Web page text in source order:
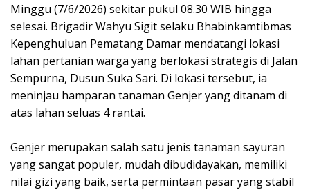
Minggu (7/6/2026) sekitar pukul 08.30 WIB hingga
selesai. Brigadir Wahyu Sigit selaku Bhabinkamtibmas
Kepenghuluan Pematang Damar mendatangi lokasi
lahan pertanian warga yang berlokasi strategis di Jalan
Sempurna, Dusun Suka Sari. Di lokasi tersebut, ia
meninjau hamparan tanaman Genjer yang ditanam di
atas lahan seluas 4 rantai.
Genjer merupakan salah satu jenis tanaman sayuran
yang sangat populer, mudah dibudidayakan, memiliki
nilai gizi yang baik, serta permintaan pasar yang stabil